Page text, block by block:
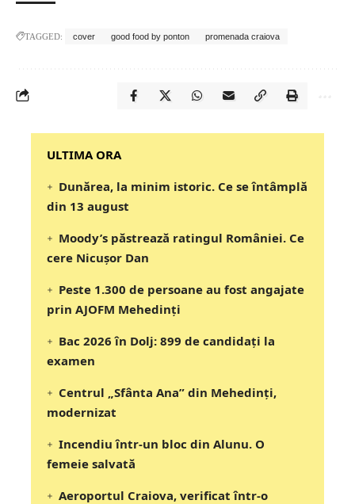
TAGGED: cover good food by ponton promenada craiova
‎‎‎‎‎‎‎ULTIMA ORA
Dunărea, la minim istoric. Ce se întâmplă
din 13 august
Moody’s păstrează ratingul României. Ce
cere Nicușor Dan
Peste 1.300 de persoane au fost angajate
prin AJOFM Mehedinți
Bac 2026 în Dolj: 899 de candidați la
examen
Centrul „Sfânta Ana” din Mehedinți,
modernizat
Incendiu într-un bloc din Alunu. O
femeie salvată
Aeroportul Craiova, verificat într-o